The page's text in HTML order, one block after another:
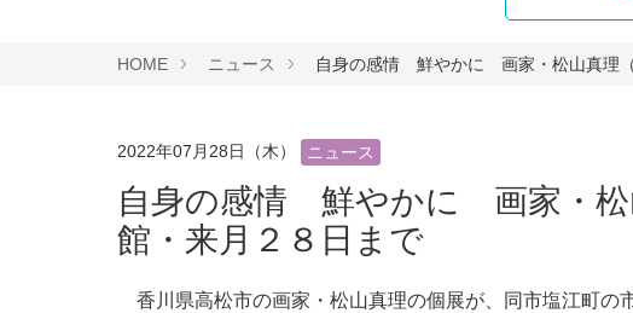
HOME ニュース 自身の感情 鮮やかに 画家・松山真理
2022年07月28日（木） ニュース
自身の感情 鮮やかに 画家・
館・来月２８日まで
香川県高松市の画家・松山真理の個展が、同市塩江町の